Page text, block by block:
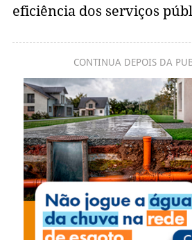
eficiência dos serviços
CONTINUA DEPOIS DA